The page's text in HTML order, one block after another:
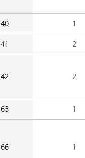
40 1
41 2
42 2
63 1
66 1